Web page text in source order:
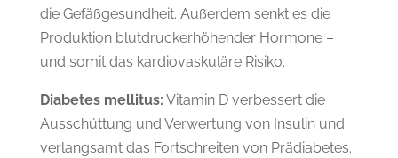
die Gefäßgesundheit. Außerdem senkt es die
Produktion blutdruckerhöhender Hormone –
und somit das kardiovaskuläre Risiko.
Diabetes mellitus: Vitamin D verbessert die
Ausschüttung und Verwertung von Insulin und
verlangsamt das Fortschreiten von Prädiabetes.